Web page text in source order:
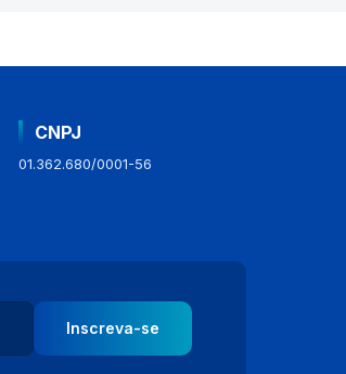
CNPJ
01.362.680/0001-56
Inscreva-se